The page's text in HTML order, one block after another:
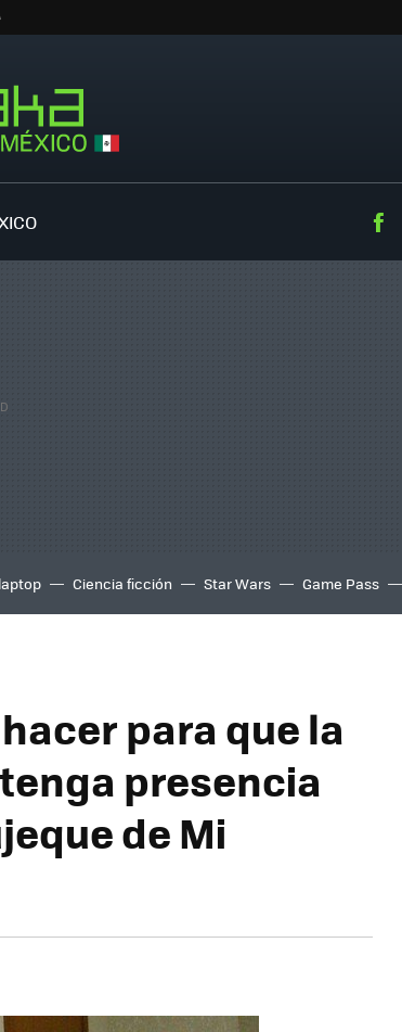
laptop Ciencia ficción Star Wars Game Pass
para que la
presencia
de Mi